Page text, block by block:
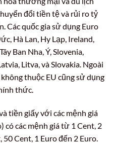
đổi tiền tệ và rủi ro tỷ
Các quốc gia sử dụng Euro
Hà Lan, Hy Lạp, Ireland,
Ban Nha, Ý, Slovenia,
Litva, và Slovakia. Ngoài
thuộc EU cũng sử dụng
thức.
tiền giấy với các mệnh giá
có các mệnh giá từ 1 Cent, 2
Cent, 1 Euro đến 2 Euro.